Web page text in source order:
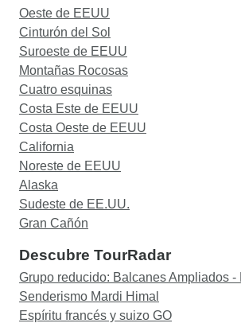
Oeste de EEUU
Cinturón del Sol
Suroeste de EEUU
Montañas Rocosas
Cuatro esquinas
Costa Este de EEUU
Costa Oeste de EEUU
California
Noreste de EEUU
Alaska
Sudeste de EE.UU.
Gran Cañón
Descubre TourRadar
Grupo reducido: Balcanes Ampliados -
Senderismo Mardi Himal
Espíritu francés y suizo GO